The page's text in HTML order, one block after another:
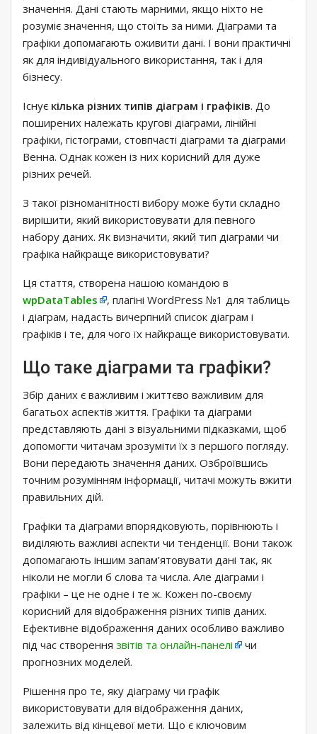
значення. Дані стають марними, якщо ніхто не
розуміє значення, що стоїть за ними. Діаграми та
графіки допомагають оживити дані. І вони практичні
як для індивідуального використання, так і для
бізнесу.
Існує кілька різних типів діаграм і графіків. До
поширених належать кругові діаграми, лінійні
графіки, гістограми, стовпчасті діаграми та діаграми
Венна. Однак кожен із них корисний для дуже
різних речей.
З такої різноманітності вибору може бути складно
вирішити, який використовувати для певного
набору даних. Як визначити, який тип діаграми чи
графіка найкраще використовувати?
Ця стаття, створена нашою командою в
wpDataTables
, плагіні WordPress №1 для таблиць
і діаграм, надасть вичерпний список діаграм і
графіків і те, для чого їх найкраще використовувати.
Що таке діаграми та графіки?
Збір даних є важливим і життєво важливим для
багатьох аспектів життя. Графіки та діаграми
представляють дані з візуальними підказками, щоб
допомогти читачам зрозуміти їх з першого погляду.
Вони передають значення даних. Озброївшись
точним розумінням інформації, читачі можуть вжити
правильних дій.
Графіки та діаграми впорядковують, порівнюють і
виділяють важливі аспекти чи тенденції. Вони також
допомагають іншим запам’ятовувати дані так, як
ніколи не могли б слова та числа. Але діаграми і
графіки – це не одне і те ж. Кожен по-своєму
корисний для відображення різних типів даних.
Ефективне відображення даних особливо важливо
під час створення звітів та онлайн-панелі
чи
прогнозних моделей.
Рішення про те, яку діаграму чи графік
використовувати для відображення даних,
залежить від кінцевої мети. Що є ключовим